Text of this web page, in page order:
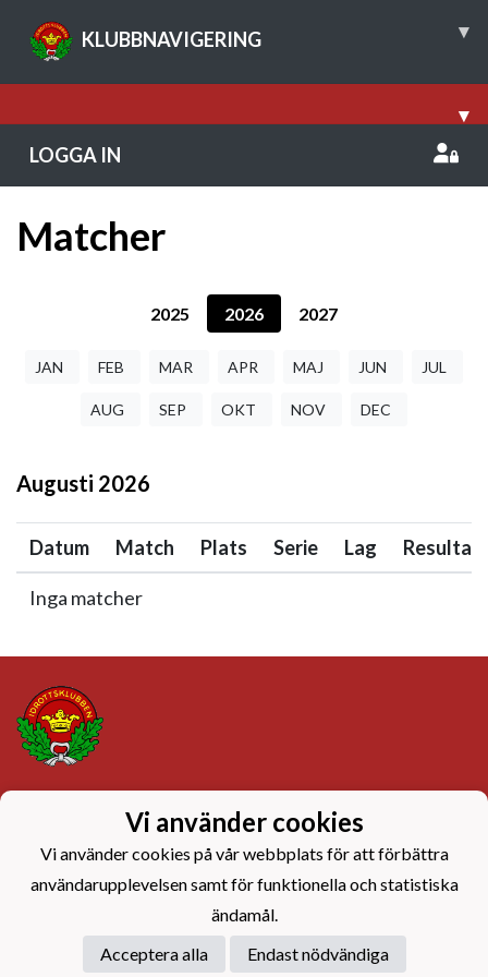
KLUBBNAVIGERING ▾
▾
LOGGA IN
Matcher
2025 2026 2027
JAN FEB MAR APR MAJ JUN JUL
AUG SEP OKT NOV DEC
Augusti 2026
Datum Match Plats Serie Lag Resultat
Inga matcher
Powered by
Vi använder cookies
Vi använder cookies på vår webbplats för att förbättra
användarupplevelsen samt för funktionella och statistiska
ändamål.
Acceptera alla
Endast nödvändiga